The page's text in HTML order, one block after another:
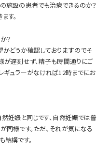
設の患者でも治療できるのか？
す。
？
どうか確認しておりますのでそ
が遅刻せず、精子も時間通りにご
ギュラーがなければ12時までにお
妊娠と同じです、自然妊娠では普
同様です。ただ、それが気になる
結構です。